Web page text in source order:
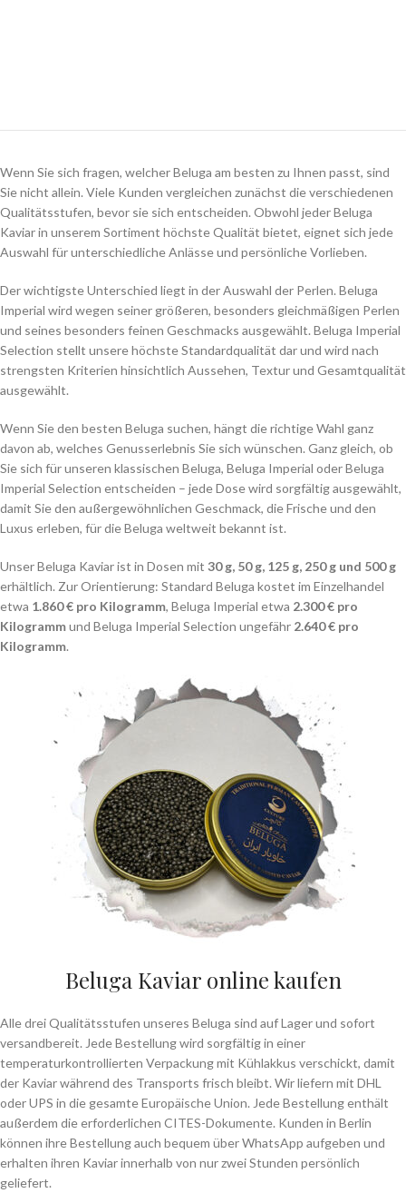
Wenn Sie sich fragen, welcher Beluga am besten zu Ihnen passt, sind
Sie nicht allein. Viele Kunden vergleichen zunächst die verschiedenen
Qualitätsstufen, bevor sie sich entscheiden. Obwohl jeder Beluga
Kaviar in unserem Sortiment höchste Qualität bietet, eignet sich jede
Auswahl für unterschiedliche Anlässe und persönliche Vorlieben.
Der wichtigste Unterschied liegt in der Auswahl der Perlen. Beluga
Imperial wird wegen seiner größeren, besonders gleichmäßigen Perlen
und seines besonders feinen Geschmacks ausgewählt. Beluga Imperial
Selection stellt unsere höchste Standardqualität dar und wird nach
strengsten Kriterien hinsichtlich Aussehen, Textur und Gesamtqualität
ausgewählt.
Wenn Sie den besten Beluga suchen, hängt die richtige Wahl ganz
davon ab, welches Genusserlebnis Sie sich wünschen. Ganz gleich, ob
Sie sich für unseren klassischen Beluga, Beluga Imperial oder Beluga
Imperial Selection entscheiden – jede Dose wird sorgfältig ausgewählt,
damit Sie den außergewöhnlichen Geschmack, die Frische und den
Luxus erleben, für die Beluga weltweit bekannt ist.
Unser Beluga Kaviar ist in Dosen mit 30 g, 50 g, 125 g, 250 g und 500 g
erhältlich. Zur Orientierung: Standard Beluga kostet im Einzelhandel
etwa 1.860 € pro Kilogramm, Beluga Imperial etwa 2.300 € pro
Kilogrammund Beluga Imperial Selection ungefähr 2.640 € pro
Kilogramm.
Beluga Kaviar online kaufen
Alle drei Qualitätsstufen unseres Beluga sind auf Lager und sofort
versandbereit. Jede Bestellung wird sorgfältig in einer
temperaturkontrollierten Verpackung mit Kühlakkus verschickt, damit
der Kaviar während des Transports frisch bleibt. Wir liefern mit DHL
oder UPS in die gesamte Europäische Union. Jede Bestellung enthält
außerdem die erforderlichen CITES-Dokumente. Kunden in Berlin
können ihre Bestellung auch bequem über WhatsApp aufgeben und
erhalten ihren Kaviar innerhalb von nur zwei Stunden persönlich
geliefert.